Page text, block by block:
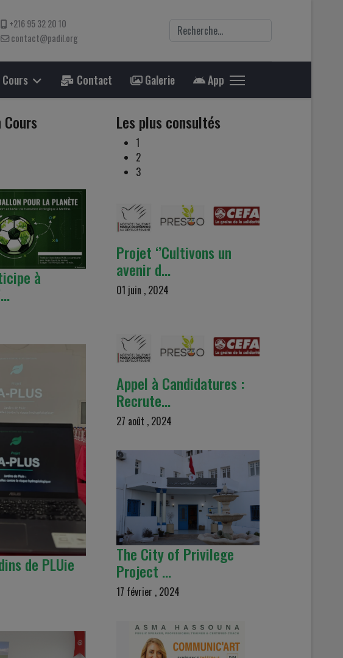
+216 95 32 20 10
contact@padil.org
Rechercher
Contact Galerie App
à
de PLUie
Les plus consultés
1
2
3
Projet ‘’Cultivons un
avenir d…
01 juin , 2024
Appel à Candidatures :
Recrute…
27 août , 2024
The City of Privilege
Project …
17 février , 2024